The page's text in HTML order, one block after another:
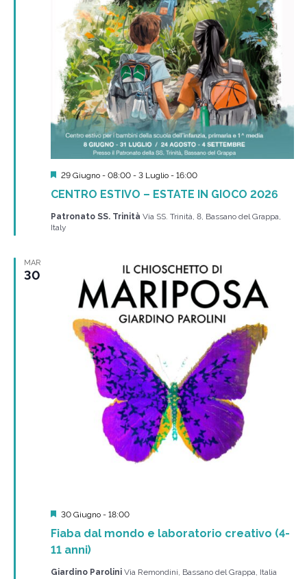
CENTRO ESTIVO – ESTATE IN GIOCO 2026
Segnalati
29 Giugno - 08:00- 3 Luglio - 16:00
Patronato SS. Trinità Via SS. Trinità, 8, Bassano del Grappa,
Italy
MAR
30
Fiaba dal mondo e laboratorio creativo (4-
11 anni)
Segnalati
30 Giugno - 18:00
Giardino Parolini Via Remondini, Bassano del Grappa, Italia